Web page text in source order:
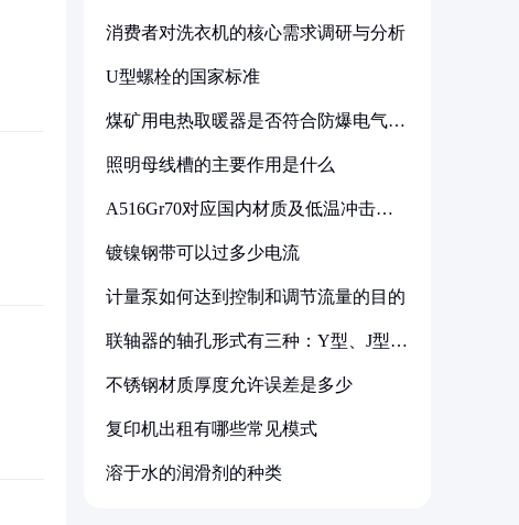
消费者对洗衣机的核心需求调研与分析
U型螺栓的国家标准
煤矿用电热取暖器是否符合防爆电气设
照明母线槽的主要作用是什么
A516Gr70对应国内材质及低温冲击要
镀镍钢带可以过多少电流
计量泵如何达到控制和调节流量的目的
联轴器的轴孔形式有三种：Y型、J型、
不锈钢材质厚度允许误差是多少
复印机出租有哪些常见模式
溶于水的润滑剂的种类